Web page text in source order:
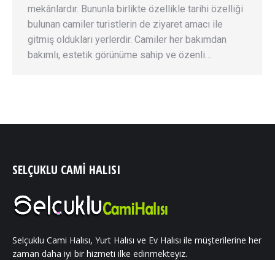
mekânlardır. Bununla birlikte özellikle tarihi özelliği
bulunan camiler turistlerin de ziyaret amacı ile
gitmiş oldukları yerlerdir. Camiler her bakımdan
bakımlı, estetik görünüme sahip ve özenli…
SELÇUKLU CAMI HALISI
Selçuklu Cami Halısı, Yurt Halısı ve Ev Halısı ile müşterilerine her
zaman daha iyi bir hizmeti ilke edinmekteyiz.